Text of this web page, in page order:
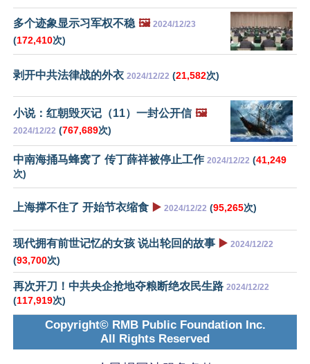
多个迹象显示习军权不稳 🖼️ 2024/12/23
(172,410次)
剥开中共法律战的外衣 2024/12/22 (21,582次)
小说：红朝毁灭记（11）一封公开信 🖼️
2024/12/22 (767,689次)
中南海捅马蜂窝了 传丁薛祥被停止工作 2024/12/22 (41,249
次)
上海撑不住了 开始节衣缩食 ▶️ 2024/12/22 (95,265次)
现代拥有前世记忆的女孩 说出轮回的故事 ▶️ 2024/12/22
(93,700次)
再次开刀！中共央企抢地夺粮断绝农民生路 2024/12/22
(117,919次)
Copyright© RMB Public Foundation Inc.
All Rights Reserved